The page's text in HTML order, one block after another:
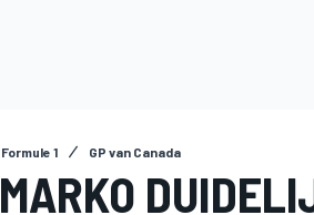
Formule 1 GP van Canada
MARKO